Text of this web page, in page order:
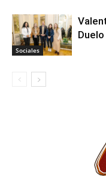
Sociales